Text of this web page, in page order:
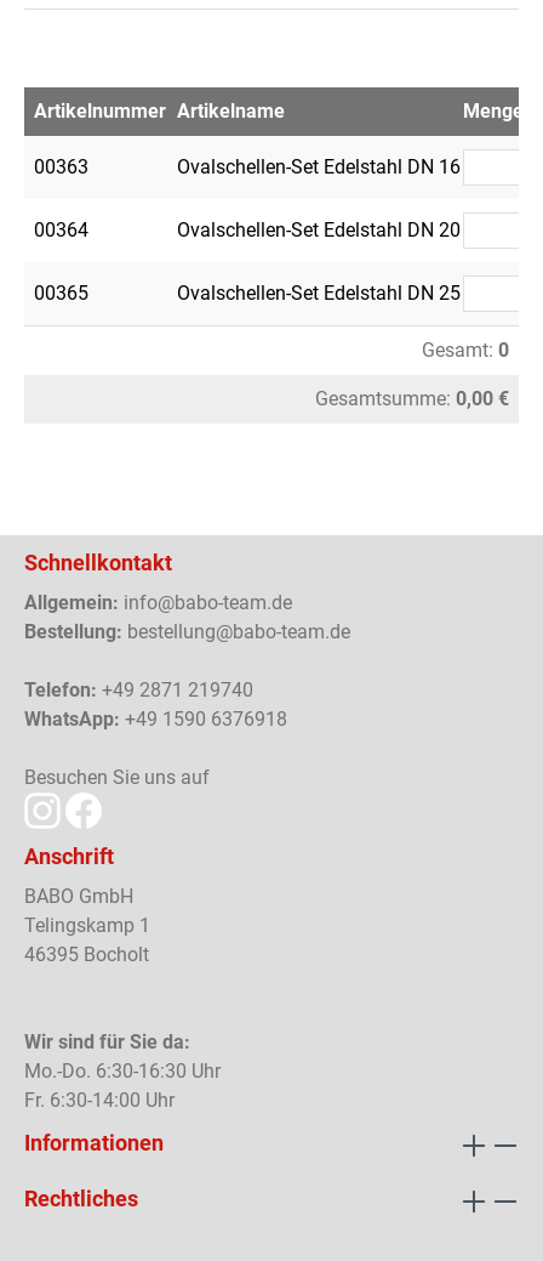
Artikelnummer Artikelname Menge
00363 Ovalschellen-Set Edelstahl DN 16
00364 Ovalschellen-Set Edelstahl DN 20
00365 Ovalschellen-Set Edelstahl DN 25
Gesamt: 0
Gesamtsumme: 0,00 €
Schnellkontakt
Allgemein: info@babo-team.de
Bestellung: bestellung@babo-team.de
Telefon: +49 2871 219740
WhatsApp: +49 1590 6376918
Besuchen Sie uns auf
Anschrift
BABO GmbH
Telingskamp 1
46395 Bocholt
Wir sind für Sie da:
Mo.-Do. 6:30-16:30 Uhr
Fr. 6:30-14:00 Uhr
Informationen
Rechtliches